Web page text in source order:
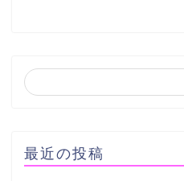
最近の投稿